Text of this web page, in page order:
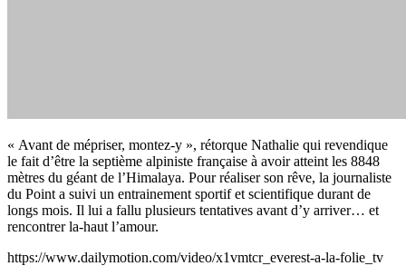
« Avant de mépriser, montez-y », rétorque Nathalie qui revendique
le fait d’être la septième alpiniste française à avoir atteint les 8848
mètres du géant de l’Himalaya. Pour réaliser son rêve, la journaliste
du Point a suivi un entrainement sportif et scientifique durant de
longs mois. Il lui a fallu plusieurs tentatives avant d’y arriver… et
rencontrer la-haut l’amour.
https://www.dailymotion.com/video/x1vmtcr_everest-a-la-folie_tv